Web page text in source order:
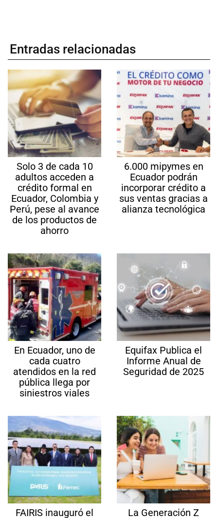
Entradas relacionadas
Solo 3 de cada 10
adultos acceden a
crédito formal en
Ecuador, Colombia y
Perú, pese al avance
de los productos de
ahorro
6.000 mipymes en
Ecuador podrán
incorporar crédito a
sus ventas gracias a
alianza tecnológica
En Ecuador, uno de
cada cuatro
atendidos en la red
pública llega por
siniestros viales
Equifax Publica el
Informe Anual de
Seguridad de 2025
FAIRIS inauguró el
La Generación Z